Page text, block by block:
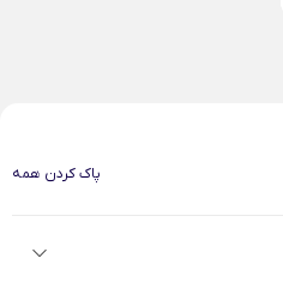
پاک کردن همه